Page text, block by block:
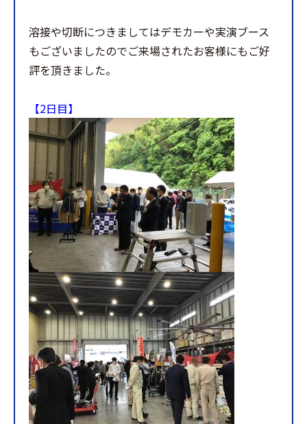
溶接や切断につきましてはデモカーや実演ブース
もございましたのでご来場されたお客様にもご好
評を頂きました。
【2日目】